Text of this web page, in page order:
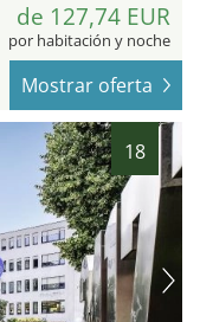
de 127,74 EUR
por habitación y noche
Mostrar oferta
18